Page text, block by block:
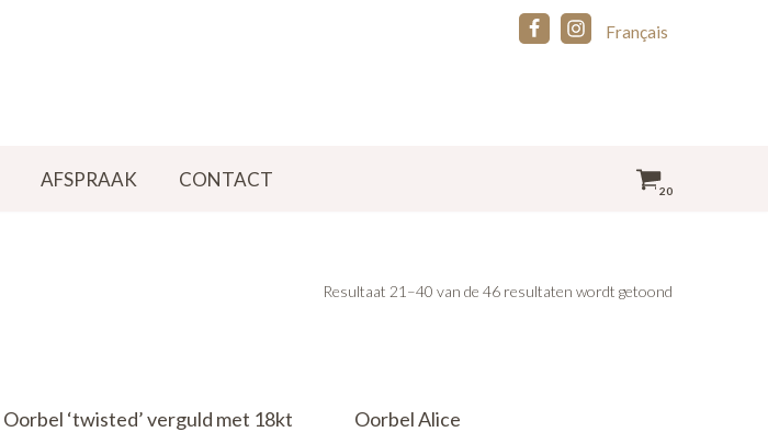
Français
AFSPRAAK CONTACT 20
Resultaat 21–40 van de 46 resultaten wordt getoond
Oorbel ‘twisted’ verguld met 18kt
Oorbel Alice